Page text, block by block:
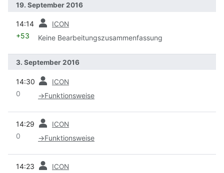
19. September 2016
14:14 ICON
+53 Keine Bearbeitungszusammenfassung
3. September 2016
14:30 ICON
0 →Funktionsweise
14:29 ICON
0 →Funktionsweise
14:23 ICON